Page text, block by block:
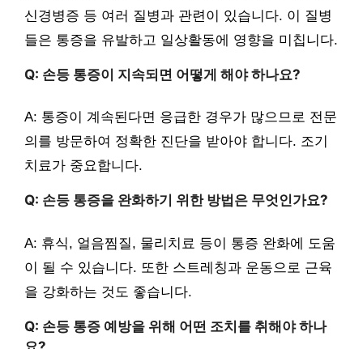
신경병증 등 여러 질병과 관련이 있습니다. 이 질병
들은 통증을 유발하고 일상활동에 영향을 미칩니다.
Q: 손등 통증이 지속되면 어떻게 해야 하나요?
A: 통증이 계속된다면 응급한 경우가 많으므로 전문
의를 방문하여 정확한 진단을 받아야 합니다. 조기
치료가 중요합니다.
Q: 손등 통증을 완화하기 위한 방법은 무엇인가요?
A: 휴식, 얼음찜질, 물리치료 등이 통증 완화에 도움
이 될 수 있습니다. 또한 스트레칭과 운동으로 근육
을 강화하는 것도 좋습니다.
Q: 손등 통증 예방을 위해 어떤 조치를 취해야 하나